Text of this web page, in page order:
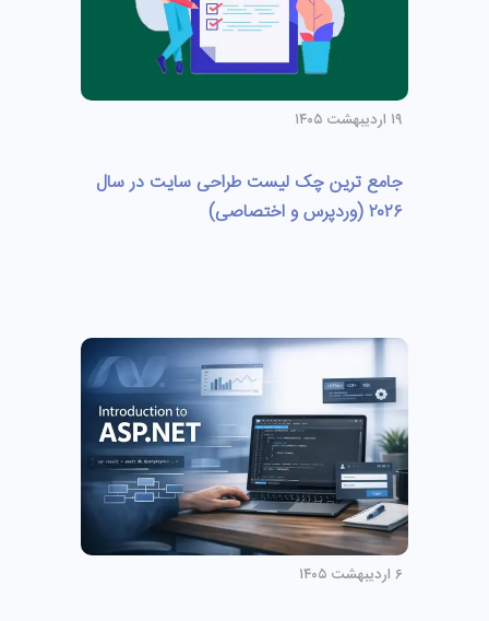
۱۹ اردیبهشت ۱۴۰۵
جامع ترین چک لیست طراحی سایت در سال
۲۰۲۶ (وردپرس و اختصاصی)
۶ اردیبهشت ۱۴۰۵